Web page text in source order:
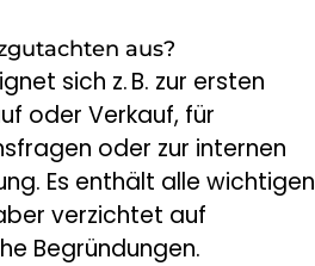
aus?
sich z. B. zur ersten
oder Verkauf, für
oder zur internen
Es enthält alle wichtigen
verzichtet auf
Begründungen.